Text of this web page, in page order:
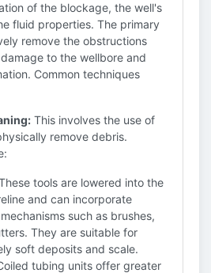
of the blockage, the well's
fluid properties. The primary
remove the obstructions
to the wellbore and
Common techniques
This involves the use of
remove debris.
tools are lowered into the
and can incorporate
such as brushes,
They are suitable for
soft deposits and scale.
tubing units offer greater